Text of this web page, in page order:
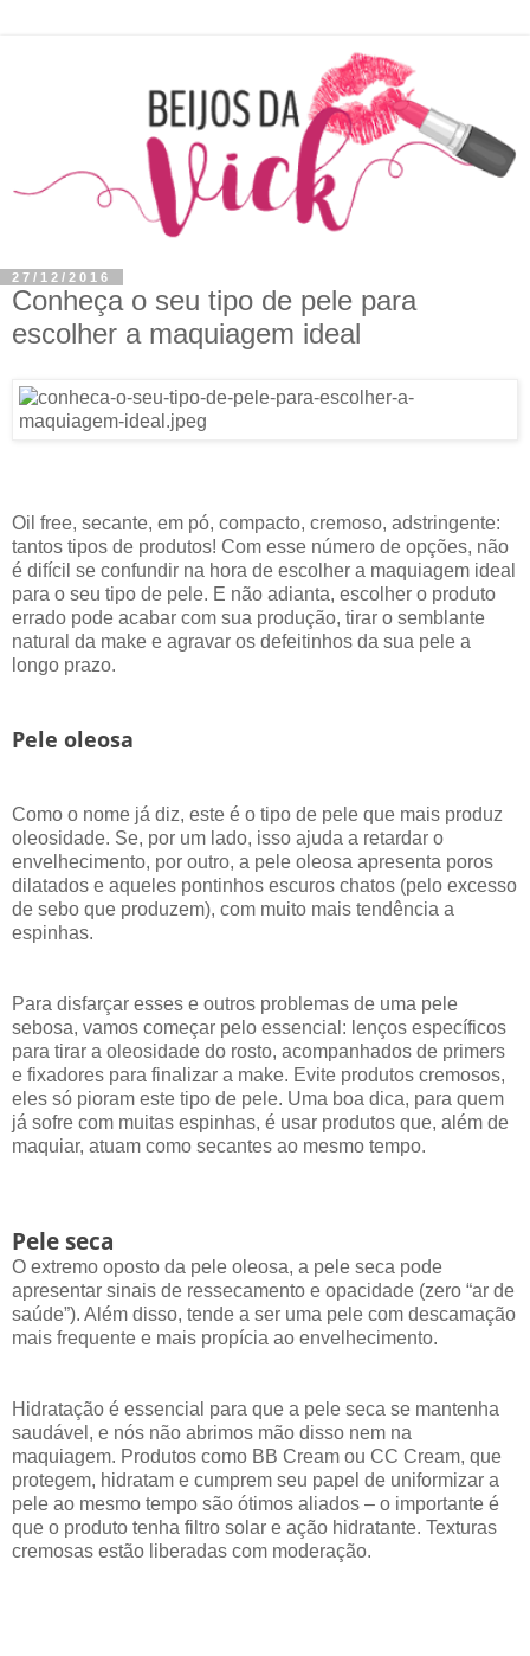
27/12/2016
Conheça o seu tipo de pele para
escolher a maquiagem ideal
Oil free, secante, em pó, compacto, cremoso, adstringente:
tantos tipos de produtos! Com esse número de opções, não
é difícil se confundir na hora de escolher a maquiagem ideal
para o seu tipo de pele. E não adianta, escolher o produto
errado pode acabar com sua produção, tirar o semblante
natural da make e agravar os defeitinhos da sua pele a
longo prazo.
Pele oleosa
Como o nome já diz, este é o tipo de pele que mais produz
oleosidade. Se, por um lado, isso ajuda a retardar o
envelhecimento, por outro, a pele oleosa apresenta poros
dilatados e aqueles pontinhos escuros chatos (pelo excesso
de sebo que produzem), com muito mais tendência a
espinhas.
Para disfarçar esses e outros problemas de uma pele
sebosa, vamos começar pelo essencial: lenços específicos
para tirar a oleosidade do rosto, acompanhados de primers
e fixadores para finalizar a make. Evite produtos cremosos,
eles só pioram este tipo de pele. Uma boa dica, para quem
já sofre com muitas espinhas, é usar produtos que, além de
maquiar, atuam como secantes ao mesmo tempo.
Pele seca
O extremo oposto da pele oleosa, a pele seca pode
apresentar sinais de ressecamento e opacidade (zero “ar de
saúde”). Além disso, tende a ser uma pele com descamação
mais frequente e mais propícia ao envelhecimento.
Hidratação é essencial para que a pele seca se mantenha
saudável, e nós não abrimos mão disso nem na
maquiagem. Produtos como BB Cream ou CC Cream, que
protegem, hidratam e cumprem seu papel de uniformizar a
pele ao mesmo tempo são ótimos aliados – o importante é
que o produto tenha filtro solar e ação hidratante. Texturas
cremosas estão liberadas com moderação.